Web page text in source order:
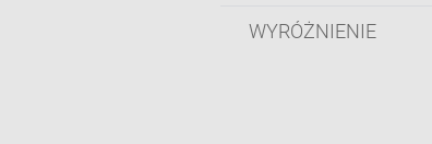
WYRÓŻNIENIE